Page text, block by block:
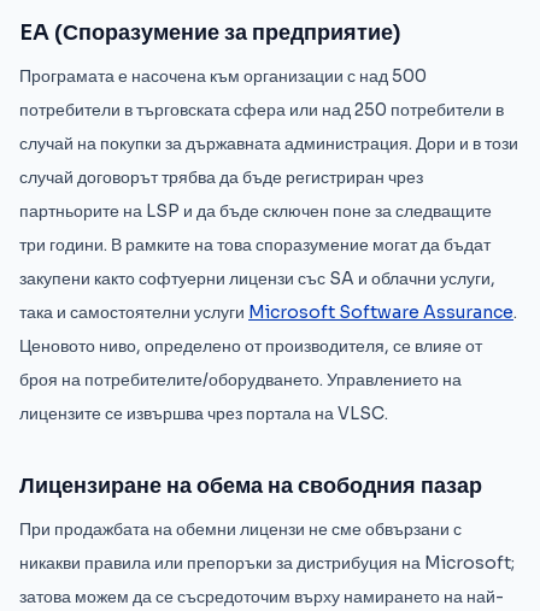
EA (Споразумение за предприятие)
Програмата е насочена към организации с над 500
потребители в търговската сфера или над 250 потребители в
случай на покупки за държавната администрация. Дори и в този
случай договорът трябва да бъде регистриран чрез
партньорите на LSP и да бъде сключен поне за следващите
три години. В рамките на това споразумение могат да бъдат
закупени както софтуерни лицензи със SA и облачни услуги,
така и самостоятелни услуги Microsoft Software Assurance.
Ценовото ниво, определено от производителя, се влияе от
броя на потребителите/оборудването. Управлението на
лицензите се извършва чрез портала на VLSC.
Лицензиране на обема на свободния пазар
При продажбата на обемни лицензи не сме обвързани с
никакви правила или препоръки за дистрибуция на Microsoft;
затова можем да се съсредоточим върху намирането на най-